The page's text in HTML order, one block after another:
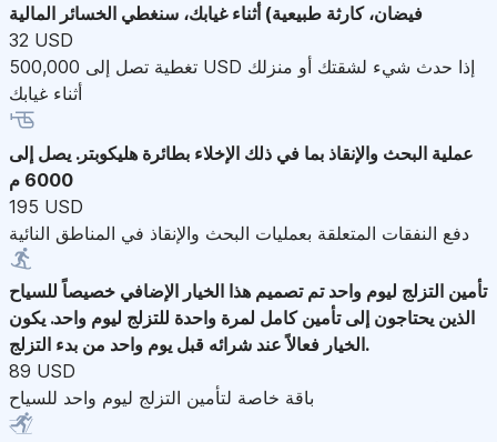
فيضان، كارثة طبيعية) أثناء غيابك، سنغطي الخسائر المالية
32 USD
تغطية تصل إلى 500,000 USD إذا حدث شيء لشقتك أو منزلك
أثناء غيابك
عملية البحث والإنقاذ بما في ذلك الإخلاء بطائرة هليكوبتر. يصل إلى
6000 م
195 USD
دفع النفقات المتعلقة بعمليات البحث والإنقاذ في المناطق النائية
تأمين التزلج ليوم واحد تم تصميم هذا الخيار الإضافي خصيصاً للسياح
الذين يحتاجون إلى تأمين كامل لمرة واحدة للتزلج ليوم واحد. يكون
الخيار فعالاً عند شرائه قبل يوم واحد من بدء التزلج.
89 USD
باقة خاصة لتأمين التزلج ليوم واحد للسياح